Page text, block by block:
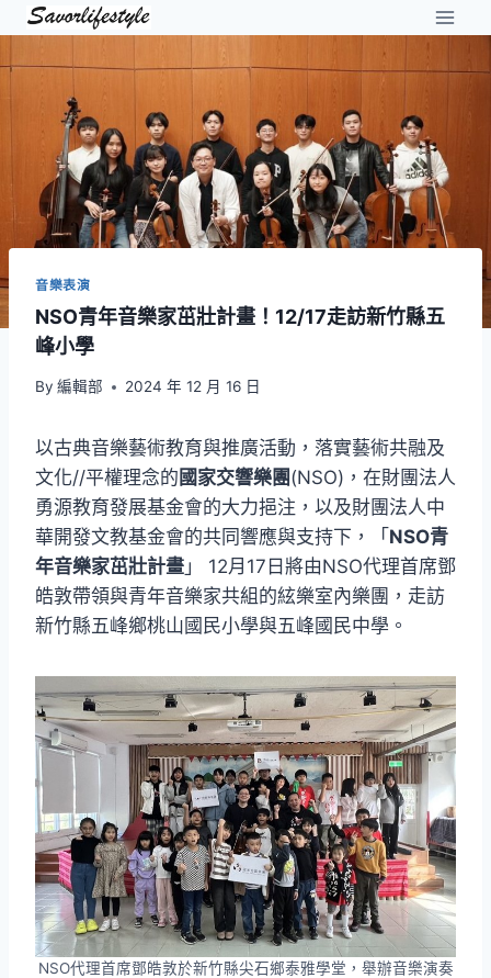
Skip
content
音樂表演
NSO青年音樂家茁壯計畫！12/17走訪新竹縣五
峰小學
By 編輯部 2024 年 12 月 16 日
以古典音樂藝術教育與推廣活動，落實藝術共融及
文化//平權理念的 國家交響樂團(NSO)，在財團法人
勇源教育發展基金會的大力挹注，以及財團法人中
華開發文教基金會的共同響應與支持下，「 NSO青
年音樂家茁壯計畫 」 12月17日將由NSO代理首席鄧
皓敦帶領與青年音樂家共組的絃樂室內樂團，走訪
新竹縣五峰鄉桃山國民小學與五峰國民中學。
NSO代理首席鄧皓敦於新竹縣尖石鄉泰雅學堂，舉辦音樂演奏